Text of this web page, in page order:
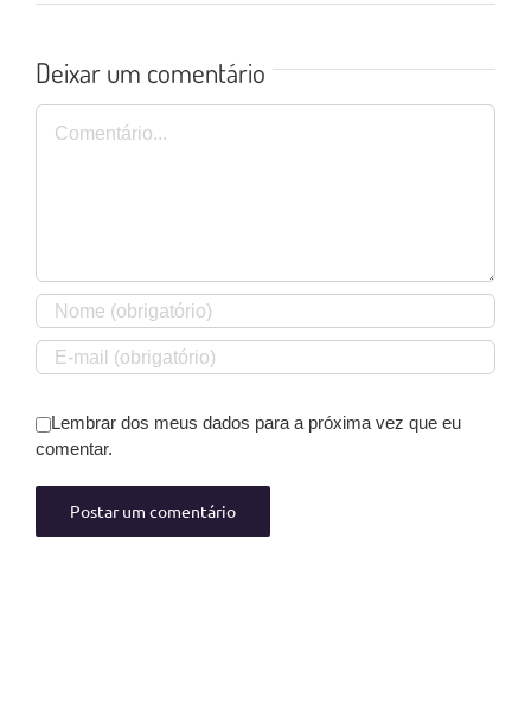
Deixar um comentário
Comentário
Lembrar dos meus dados para a próxima vez que eu
comentar.